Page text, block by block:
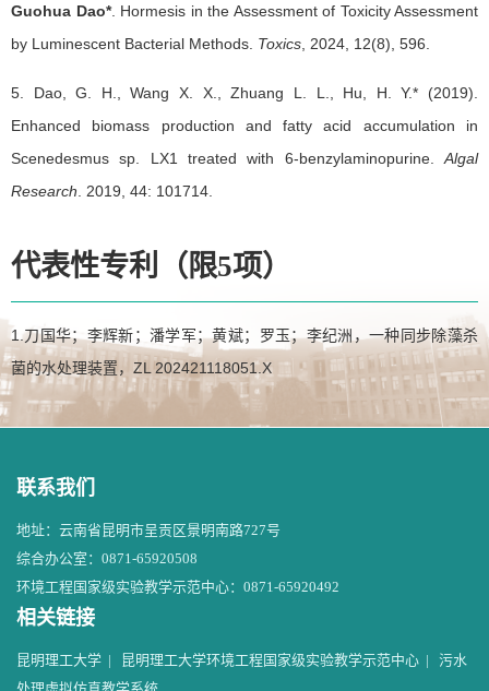
Guohua Dao*. Hormesis in the Assessment of Toxicity Assessment
by Luminescent Bacterial Methods. Toxics , 2024, 12(8), 596.
5. Dao, G. H., Wang X. X., Zhuang L. L., Hu, H. Y.* (2019).
Enhanced biomass production and fatty acid accumulation in
Scenedesmus sp. LX1 treated with 6-benzylaminopurine. Algal
Research . 2019, 44: 101714.
代表性专利（限5项）
1.刀国华；李辉新；潘学军；黄斌；罗玉；李纪洲，一种同步除藻杀
菌的水处理装置，ZL 202421118051.X
联系我们
地址：云南省昆明市呈贡区景明南路727号
综合办公室：0871-65920508
环境工程国家级实验教学示范中心：0871-65920492
相关链接
昆明理工大学 | 昆明理工大学环境工程国家级实验教学示范中心 | 污水